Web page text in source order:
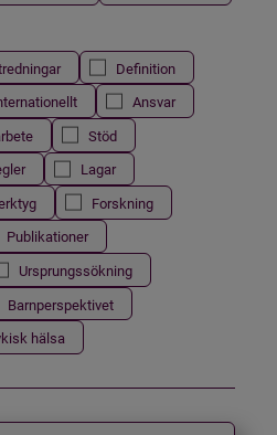
Definition
Ansvar
Stöd
Lagar
Forskning
Publikationer
Ursprungssökning
Barnperspektivet
hälsa